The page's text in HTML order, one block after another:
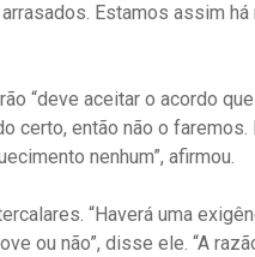
Estamos assim há
“deve aceitar o acordo
certo, então não o
nenhum”, afirmou.
“Haverá uma
ou não”, disse ele. “A